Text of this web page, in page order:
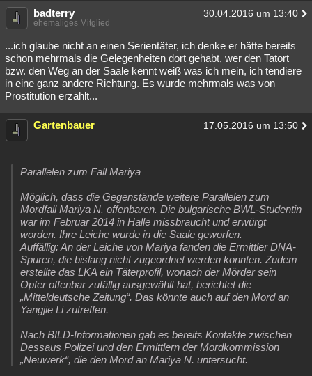
badterry 30.04.2016 um 13:40
ehemaliges Mitglied
...ich glaube nicht an einen Serientäter, ich denke er hätte bereits
schon mehrmals die Gelegenheiten dort gehabt, wer den Tatort
bzw. den Weg an der Saale kennt weiß was ich mein, ich tendiere
in eine ganz andere Richtung. Es wurde mehrmals was von
Prostitution erzählt...
Gartenbauer 17.05.2016 um 13:50
Parallelen zum Fall Mariya
Möglich, dass die Gegenstände weitere Parallelen zum
Mordfall Mariya N. offenbaren. Die bulgarische BWL-Studentin
war im Februar 2014 in Halle missbraucht und erwürgt
worden. Ihre Leiche wurde in die Saale geworfen.
Auffällig: An der Leiche von Mariya fanden die Ermittler DNA-
Spuren, die bislang nicht zugeordnet werden konnten. Zudem
erstellte das LKA ein Täterprofil, wonach der Mörder sein
Opfer offenbar zufällig ausgewählt hat, berichtet die
„Mitteldeutsche Zeitung“. Das könnte auch auf den Mord an
Yangjie Li zutreffen.
Nach BILD-Informationen gab es bereits Kontakte zwischen
Dessaus Polizei und den Ermittlern der Mordkommission
„Neuwerk“, die den Mord an Mariya N. untersucht.